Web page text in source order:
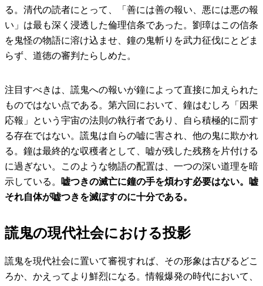
る。清代の読者にとって、「善には善の報い、悪には悪の報
い」は最も深く浸透した倫理信条であった。劉璋はこの信条
を鬼怪の物語に溶け込ませ、鐘の鬼斬りを武力征伐にとどま
らず、道徳の審判たらしめた。
注目すべきは、謊鬼への報いが鐘によって直接に加えられた
ものではない点である。第六回において、鐘はむしろ「因果
応報」という宇宙の法則の執行者であり、自ら積極的に罰す
る存在ではない。謊鬼は自らの嘘に害され、他の鬼に欺かれ
る。鐘は最終的な収穫者として、嘘が残した残務を片付ける
に過ぎない。このような物語の配置は、一つの深い道理を暗
示している。
嘘つきの滅亡に鐘の手を煩わす必要はない。嘘
それ自体が嘘つきを滅ぼすのに十分である。
謊鬼の現代社会における投影
謊鬼を現代社会に置いて審視すれば、その形象は古びるどこ
ろか、かえってより鮮烈になる。情報爆発の時代において、